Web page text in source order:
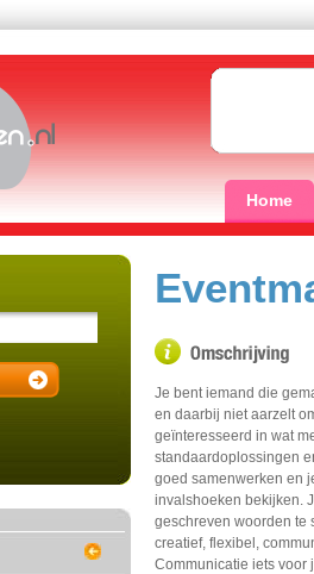
Home
Je bent iemand die
en daarbij niet aarzelt
geïnteresseerd in wat
standaardoplossingen
goed samenwerken en
invalshoeken bekijken.
geschreven woorden te
creatief, flexibel,
Communicatie iets voor